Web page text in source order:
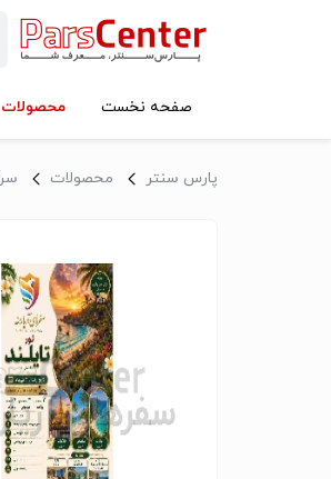
صفحه نخست محصولات
پارس سنتر محصولات